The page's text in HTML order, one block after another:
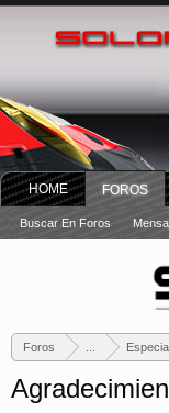
Foros
HOME FOROS
Buscar En Foros